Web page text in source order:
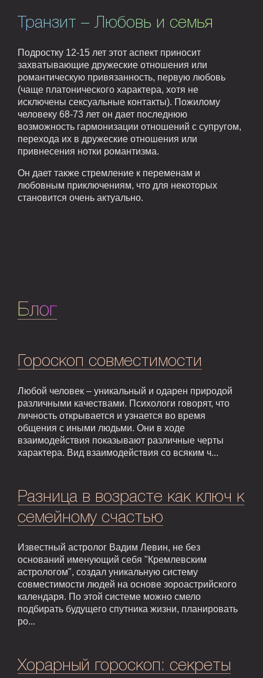
Транзит – Любовь и семья
Подростку 12-15 лет этот аспект приносит
захватывающие дружеские отношения или
романтическую привязанность, первую любовь
(чаще платонического характера, хотя не
исключены сексуальные контакты). Пожилому
человеку 68-73 лет он дает последнюю
возможность гармонизации отношений с супругом,
перехода их в дружеские отношения или
привнесения нотки романтизма.
Он дает также стремление к переменам и
любовным приключениям, что для некоторых
становится очень актуально.
Блог
Гороскоп совместимости
Любой человек – уникальный и одарен природой
различными качествами. Психологи говорят, что
личность открывается и узнается во время
общения с иными людьми. Они в ходе
взаимодействия показывают различные черты
характера. Вид взаимодействия со всяким ч...
Разница в возрасте как ключ к
семейному счастью
Известный астролог Вадим Левин, не без
оснований именующий себя "Кремлевским
астрологом", создал уникальную систему
совместимости людей на основе зороастрийского
календаря. По этой системе можно смело
подбирать будущего спутника жизни, планировать
ро...
Хорарный гороскоп: секреты